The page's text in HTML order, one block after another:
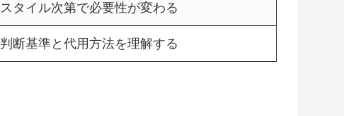
スタイル次第で必要性が変わる
判断基準と代用方法を理解する